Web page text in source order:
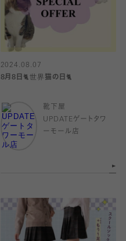
2024.08.07
8月8日🐈世界猫の日🐈
靴下屋
UPDATEゲートタワ
ーモール店